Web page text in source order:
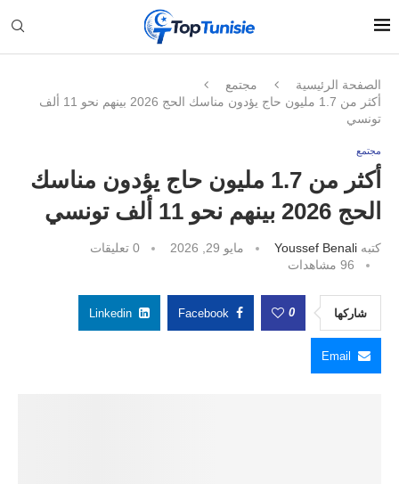
الصفحة الرئيسية
مجتمع
أكثر من 1.7 مليون حاج يؤدون مناسك الحج 2026 بينهم نحو 11 ألف
تونسي
مجتمع
أكثر من 1.7 مليون حاج يؤدون مناسك
الحج 2026 بينهم نحو 11 ألف تونسي
كتبه Youssef Benali مايو 29, 2026
0 تعليقات
96 مشاهدات
شاركها 0
Facebook
Linkedin
Email